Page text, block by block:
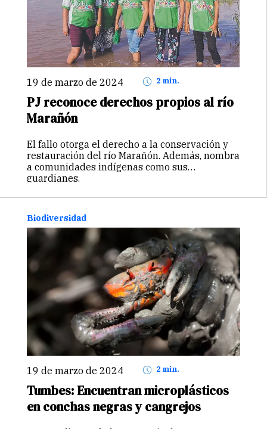
19 de marzo de 2024 2 min.
PJ reconoce derechos propios al río
Marañón
El fallo otorga el derecho a la conservación y
restauración del río Marañón. Además, nombra
a comunidades indígenas como sus
guardianes.
Biodiversidad
19 de marzo de 2024 2 min.
Tumbes: Encuentran microplásticos
en conchas negras y cangrejos